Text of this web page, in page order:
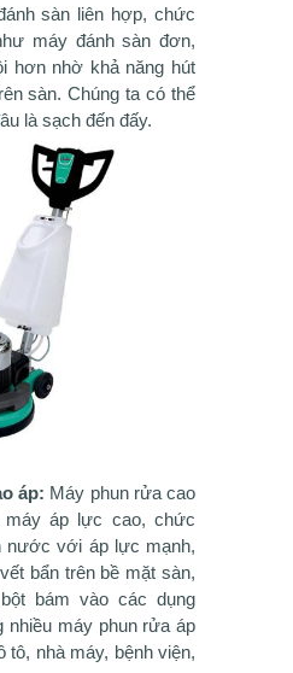
sàn liên hợp, chức
máy đánh sàn đơn,
hơn nhờ khả năng hút
sàn. Chúng ta có thể
là sạch đến đấy.
áp: Máy phun rửa cao
áp lực cao, chức
nước với áp lực mạnh,
bẩn trên bề mặt sàn,
bám vào các dụng
nhiều máy phun rửa áp
nhà máy, bệnh viện,